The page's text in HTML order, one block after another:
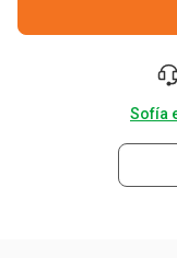
Sofía